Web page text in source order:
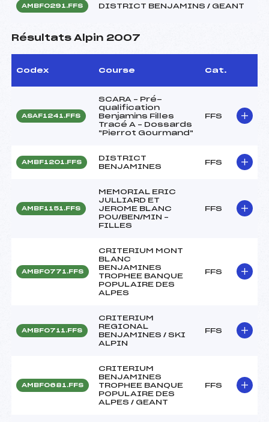
AMBF0291.FFS DISTRICT BENJAMINS / GEANT
Résultats Alpin 2007
Codex Course Cat.
ASAF1241.FFS
SCARA – Pré-
qualification
Benjamins Filles
Tracé A – Dossards
"Pierrot Gourmand"
FFS
AMBF1201.FFS
DISTRICT
BENJAMINES
FFS
AMBF1151.FFS
MEMORIAL ERIC
JULLIARD ET
JEROME BLANC
POU/BEN/MIN –
FILLES
FFS
AMBF0771.FFS
CRITERIUM MONT
BLANC
BENJAMINES
TROPHEE BANQUE
POPULAIRE DES
ALPES
FFS
AMBF0711.FFS
CRITERIUM
REGIONAL
BENJAMINES / SKI
ALPIN
FFS
AMBF0681.FFS
CRITERIUM
BENJAMINES
TROPHEE BANQUE
POPULAIRE DES
ALPES / GEANT
FFS